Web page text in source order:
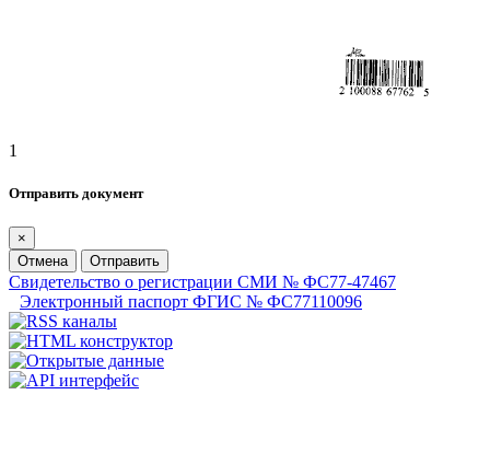
1
Отправить документ
×
Отмена
Отправить
Свидетельство о регистрации СМИ № ФС77-47467
Электронный паспорт ФГИС № ФС77110096